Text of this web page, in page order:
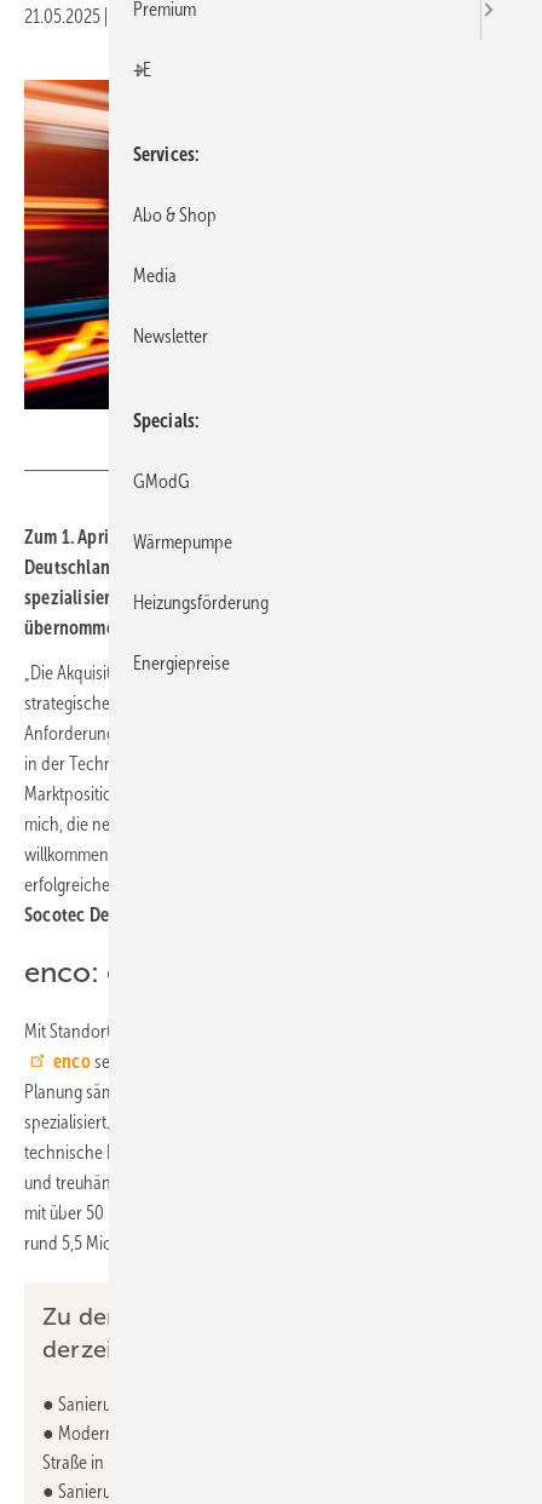
21.05.2025 Druckvorschau
Zum 1.April
2025 hat Canzler, ein Unternehmen der Socotec
Deutschland Gruppe, die auf Technische Gebäudeausrüstung
spezialisierte enco energie consulting GmbH & Co. KG
übernommen.
„Die Akquisition ist ein bedeutender Schritt im Rahmen unserer
strategischen Weiterentwicklung. Angesichts der steigenden
Anforderungen an Energieeffizienz, Nachhaltigkeit und Digitalisierung
in der Technischen Gebäudeausrüstung stärkt dieser Zuwachs unsere
Marktposition in einem dynamisch wachsenden Segment. Ich freue
mich, die neuen Kolleginnen und Kollegen in unserer Gruppe
willkommen zu heißen und gemeinsam mit ihnen an einer
erfolgreichen Zukunft zu arbeiten“, betont
Socotec Deutschland.
enco: energieoptimierte Planung
Mit Standorten in Kassel, Frankfurt am Main und München ist
encoseit den frühen 1980er-Jahren auf die energieoptimierte
Planung sämtlicher Gewerke der Technischen Gebäudeausrüstung
spezialisiert. Die Ingenieurgesellschaft entwickelt Energie- und
technische Nutzungskonzepte, übernimmt Due Diligences, Gutachten
und treuhänderische Übergaben. Das Unternehmen erwirtschaftet
mit über 50 Mitarbeitenden durchschnittlich ein Umsatzvolumen von
rund 5,5 Mio. Euro per anno.
Zu den größten Projekten zählen
derzeit:
● Sanierung Lufthansa Gebäude 420-9 am Airport Frankfurt
● Modernisierung und Sanierung PecTetris in der Französischen
Straße in Berlin
● Sanierung Central ParX am Rothschildpark in Frankfurt
Premium
+E
Services
Abo & Shop
Media
Newsletter
Specials
GModG
Wärmepumpe
Heizungsförderung
Energiepreise